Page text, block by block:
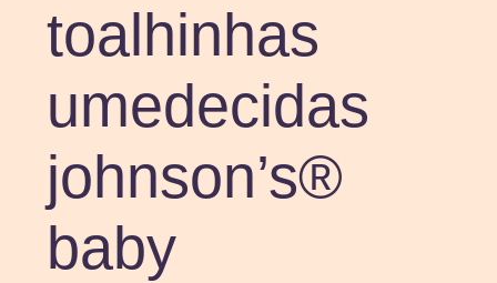
toalhinhas
umedecidas
johnson’s®
baby